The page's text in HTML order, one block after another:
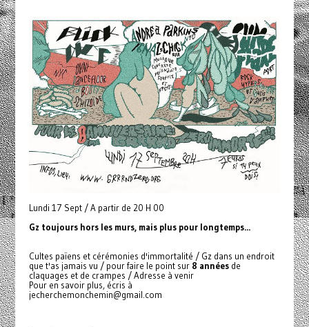
Lundi 17 Sept / A partir de 20 H 00
Gz toujours hors les murs, mais plus pour longtemps...
Cultes païens et cérémonies d'immortalité / Gz dans un endroit
que t'as jamais vu / pour faire le point sur 8 annéesde
claquages et de crampes / Adresse à venir
Pour en savoir plus, écris à
jecherchemonchemin@gmail.com